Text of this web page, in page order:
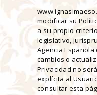
modificar su
a su propio
legislativo,
Agencia Española
cambios o
Privacidad no
explícita al
consultar esta